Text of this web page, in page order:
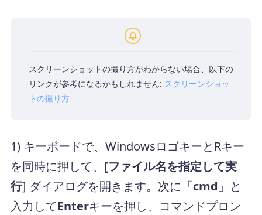
スクリーンショットの撮り方がわからない場合、以下の
リンクが参考になるかもしれません: スクリーンショッ
トの撮り方
1) キーボードで、WindowsロゴキーとRキー
を同時に押して、 [ファイル名を指定して実
行] ダイアログを開きます。次に「cmd 」と
入力してEnterキーを押し、コマンドプロン